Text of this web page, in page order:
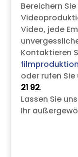
Bereichern
Video, jede
Kontaktieren
oder rufen
21 92.
Lassen Sie
Ihr